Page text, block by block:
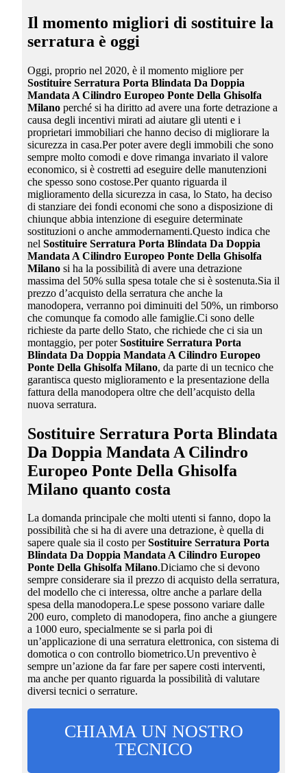
Il momento migliori di sostituire la
serratura è oggi
Oggi, proprio nel 2020, è il momento migliore per
Sostituire Serratura Porta Blindata Da Doppia
Mandata A Cilindro Europeo Ponte Della Ghisolfa
Milanoperché si ha diritto ad avere una forte detrazione a
causa degli incentivi mirati ad aiutare gli utenti e i
proprietari immobiliari che hanno deciso di migliorare la
sicurezza in casa.Per poter avere degli immobili che sono
sempre molto comodi e dove rimanga invariato il valore
economico, si è costretti ad eseguire delle manutenzioni
che spesso sono costose.Per quanto riguarda il
miglioramento della sicurezza in casa, lo Stato, ha deciso
di stanziare dei fondi economi che sono a disposizione di
chiunque abbia intenzione di eseguire determinate
sostituzioni o anche ammodernamenti.Questo indica che
nel Sostituire Serratura Porta Blindata Da Doppia
Mandata A Cilindro Europeo Ponte Della Ghisolfa
Milanosi ha la possibilità di avere una detrazione
massima del 50% sulla spesa totale che si è sostenuta.Sia il
prezzo d’acquisto della serratura che anche la
manodopera, verranno poi diminuiti del 50%, un rimborso
che comunque fa comodo alle famiglie.Ci sono delle
richieste da parte dello Stato, che richiede che ci sia un
montaggio, per poterSostituire Serratura Porta
Blindata Da Doppia Mandata A Cilindro Europeo
Ponte Della Ghisolfa Milano, da parte di un tecnico che
garantisca questo miglioramento e la presentazione della
fattura della manodopera oltre che dell’acquisto della
nuova serratura.
Sostituire Serratura Porta Blindata
Da Doppia Mandata A Cilindro
Europeo Ponte Della Ghisolfa
Milano quanto costa
La domanda principale che molti utenti si fanno, dopo la
possibilità che si ha di avere una detrazione, è quella di
sapere quale sia il costo perSostituire Serratura Porta
Blindata Da Doppia Mandata A Cilindro Europeo
Ponte Della Ghisolfa Milano.Diciamo che si devono
sempre considerare sia il prezzo di acquisto della serratura,
del modello che ci interessa, oltre anche a parlare della
spesa della manodopera.Le spese possono variare dalle
200 euro, completo di manodopera, fino anche a giungere
a 1000 euro, specialmente se si parla poi di
un’applicazione di una serratura elettronica, con sistema di
domotica o con controllo biometrico.Un preventivo è
sempre un’azione da far fare per sapere costi interventi,
ma anche per quanto riguarda la possibilità di valutare
diversi tecnici o serrature.
CHIAMA UN NOSTRO
TECNICO